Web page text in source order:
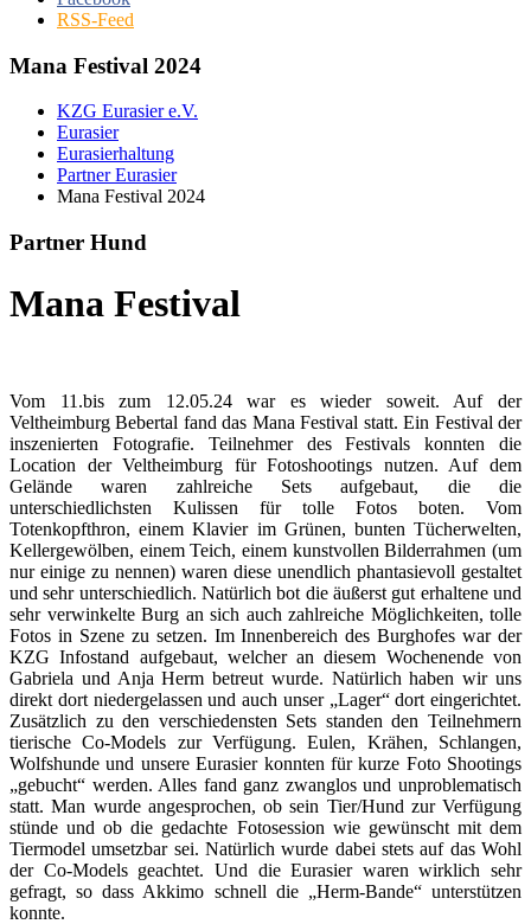
RSS-Feed
Mana Festival 2024
KZG Eurasier e.V.
Eurasier
Eurasierhaltung
Partner Eurasier
Mana Festival 2024
Partner Hund
Mana Festival
Vom 11.bis zum 12.05.24 war es wieder soweit. Auf der
Veltheimburg Bebertal fand das Mana Festival statt. Ein Festival der
inszenierten Fotografie. Teilnehmer des Festivals konnten die
Location der Veltheimburg für Fotoshootings nutzen. Auf dem
Gelände waren zahlreiche Sets aufgebaut, die die
unterschiedlichsten Kulissen für tolle Fotos boten. Vom
Totenkopfthron, einem Klavier im Grünen, bunten Tücherwelten,
Kellergewölben, einem Teich, einem kunstvollen Bilderrahmen (um
nur einige zu nennen) waren diese unendlich phantasievoll gestaltet
und sehr unterschiedlich. Natürlich bot die äußerst gut erhaltene und
sehr verwinkelte Burg an sich auch zahlreiche Möglichkeiten, tolle
Fotos in Szene zu setzen. Im Innenbereich des Burghofes war der
KZG Infostand aufgebaut, welcher an diesem Wochenende von
Gabriela und Anja Herm betreut wurde. Natürlich haben wir uns
direkt dort niedergelassen und auch unser „Lager“ dort eingerichtet.
Zusätzlich zu den verschiedensten Sets standen den Teilnehmern
tierische Co-Models zur Verfügung. Eulen, Krähen, Schlangen,
Wolfshunde und unsere Eurasier konnten für kurze Foto Shootings
„gebucht“ werden. Alles fand ganz zwanglos und unproblematisch
statt. Man wurde angesprochen, ob sein Tier/Hund zur Verfügung
stünde und ob die gedachte Fotosession wie gewünscht mit dem
Tiermodel umsetzbar sei. Natürlich wurde dabei stets auf das Wohl
der Co-Models geachtet. Und die Eurasier waren wirklich sehr
gefragt, so dass Akkimo schnell die „Herm-Bande“ unterstützen
konnte.